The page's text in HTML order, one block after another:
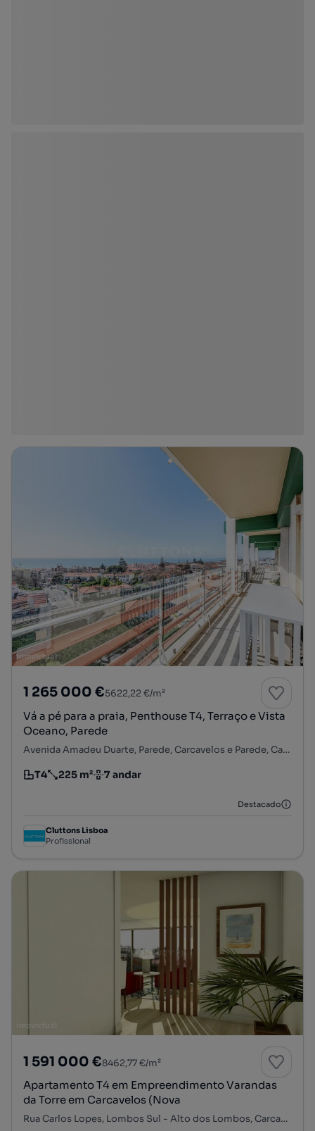
1 265 000 €5622,22 €/m²
Vá a pé para a praia, Penthouse T4, Terraço e Vista
Oceano, Parede
Avenida Amadeu Duarte, Parede, Carcavelos e Parede, Cascais, Lisboa
Tipologia
T4
Preço por metro quadrado
225 m²
Andar 7 andar
Destacado
Cluttons Lisboa
Profissional
1 591 000 €8462,77 €/m²
Apartamento T4 em Empreendimento Varandas
da Torre em Carcavelos (Nova
Rua Carlos Lopes, Lombos Sul - Alto dos Lombos, Carcavelos e Parede, Cascais, Lisboa